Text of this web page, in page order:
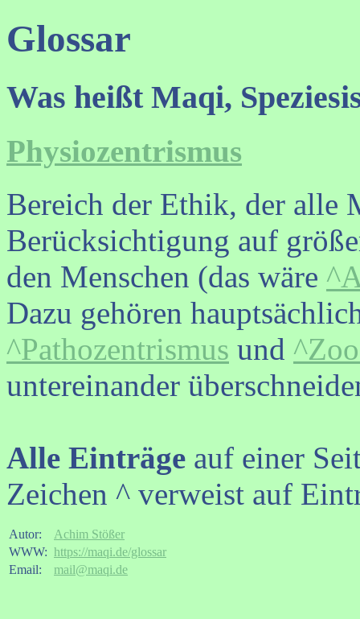
Glossar
Was heißt Maqi,
Physiozentrismus
Bereich der Ethik, der alle
Berücksichtigung auf
den Menschen (das wäre
Dazu gehören
^Pathozentrismus und
untereinander
Alle Einträge auf einer
Zeichen ^ verweist auf
Autor:
Achim Stößer
WWW: https://maqi.de/glossar
Email:
mail@maqi.de